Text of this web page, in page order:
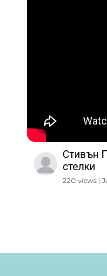
Стивън
стелки
220 views |